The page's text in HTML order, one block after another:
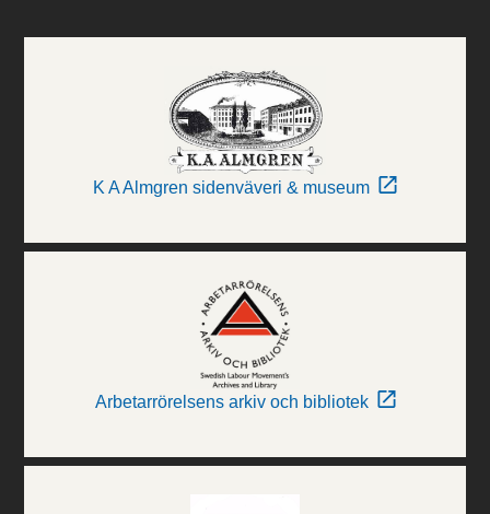
K A Almgren sidenväveri & museum
Arbetarrörelsens arkiv och bibliotek